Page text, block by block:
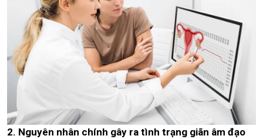
2. Nguyên nhân chính gây ra tình trạng giãn âm đạo